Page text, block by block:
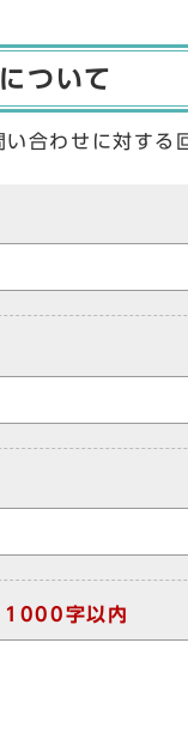
ついて
合わせに対す
1000字以内